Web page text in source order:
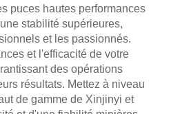
puces hautes performances
stabilité supérieures,
et les passionnés.
et l'efficacité de votre
des opérations
résultats. Mettez à niveau
de gamme de Xinjinyi et